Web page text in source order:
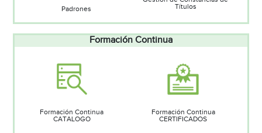
Padrones
Títulos
Formación Continua
Formación Continua
CATALOGO
Formación Continua
CERTIFICADOS